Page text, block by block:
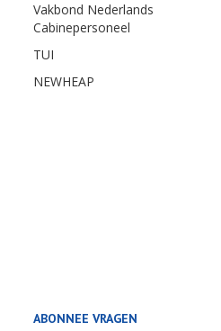
Vakbond Nederlands
Cabinepersoneel
TUI
NEWHEAP
ABONNEE VRAGEN